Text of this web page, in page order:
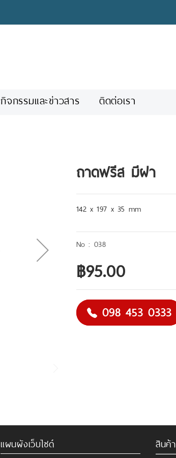
กิจกรรมและข่าวสาร ติดต่อเรา
ถาดฟรีส มีฝา
142 x 197 x 35 mm
฿95.00
038
098 453 0333
แผนผังเว็บไซด์ สินค้า